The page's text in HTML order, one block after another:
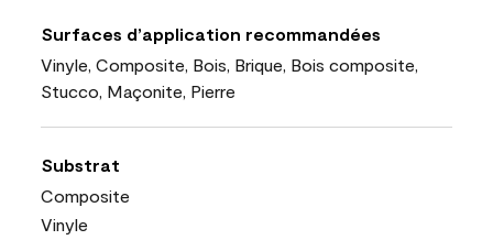
Surfaces d’application recommandées
Vinyle, Composite, Bois, Brique, Bois composite,
Stucco, Maçonite, Pierre
Substrat
Composite
Vinyle